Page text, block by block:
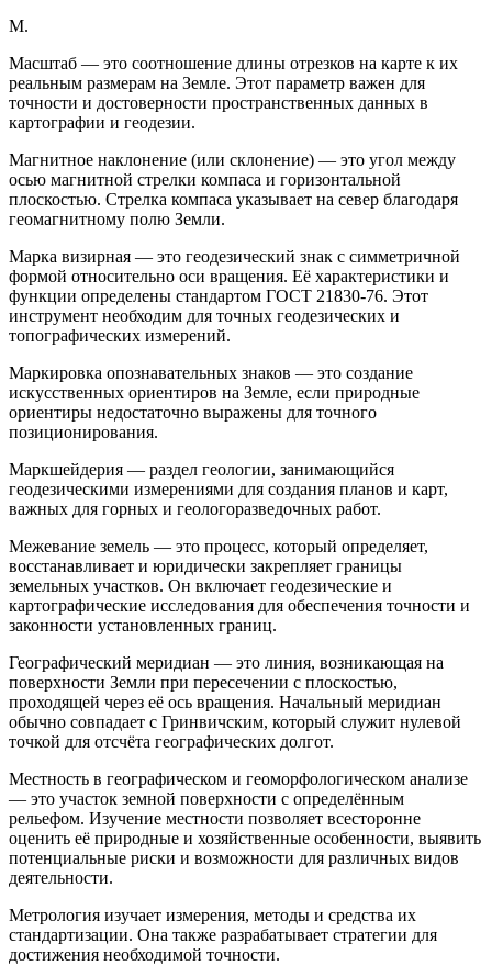
М.
Масштаб — это соотношение длины отрезков на карте к их
реальным размерам на Земле. Этот параметр важен для
точности и достоверности пространственных данных в
картографии и геодезии.
Магнитное наклонение (или склонение) — это угол между
осью магнитной стрелки компаса и горизонтальной
плоскостью. Стрелка компаса указывает на север благодаря
геомагнитному полю Земли.
Марка визирная — это геодезический знак с симметричной
формой относительно оси вращения. Её характеристики и
функции определены стандартом ГОСТ 21830-76. Этот
инструмент необходим для точных геодезических и
топографических измерений.
Маркировка опознавательных знаков — это создание
искусственных ориентиров на Земле, если природные
ориентиры недостаточно выражены для точного
позиционирования.
Маркшейдерия — раздел геологии, занимающийся
геодезическими измерениями для создания планов и карт,
важных для горных и геологоразведочных работ.
Межевание земель — это процесс, который определяет,
восстанавливает и юридически закрепляет границы
земельных участков. Он включает геодезические и
картографические исследования для обеспечения точности и
законности установленных границ.
Географический меридиан — это линия, возникающая на
поверхности Земли при пересечении с плоскостью,
проходящей через её ось вращения. Начальный меридиан
обычно совпадает с Гринвичским, который служит нулевой
точкой для отсчёта географических долгот.
Местность в географическом и геоморфологическом анализе
— это участок земной поверхности с определённым
рельефом. Изучение местности позволяет всесторонне
оценить её природные и хозяйственные особенности, выявить
потенциальные риски и возможности для различных видов
деятельности.
Метрология изучает измерения, методы и средства их
стандартизации. Она также разрабатывает стратегии для
достижения необходимой точности.